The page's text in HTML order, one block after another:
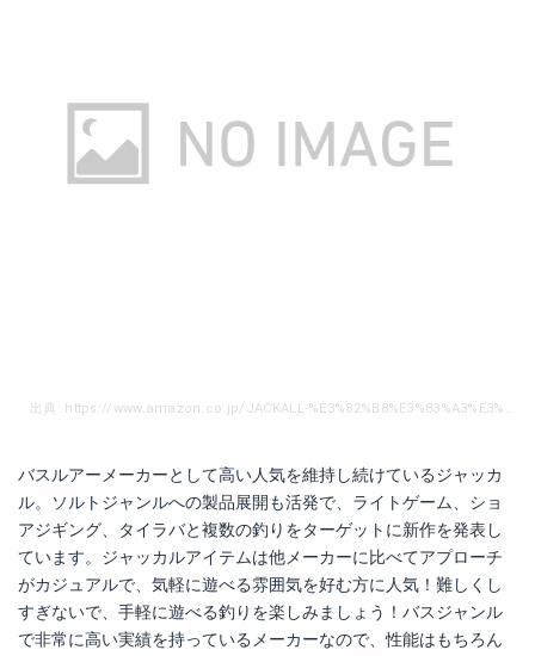
バスルアーメーカーとして高い人気を維持し続けているジャッカ
ル。ソルトジャンルへの製品展開も活発で、ライトゲーム、ショ
アジギング、タイラバと複数の釣りをターゲットに新作を発表し
ています。ジャッカルアイテムは他メーカーに比べてアプローチ
がカジュアルで、気軽に遊べる雰囲気を好む方に人気！難しくし
すぎないで、手軽に遊べる釣りを楽しみましょう！バスジャンル
で非常に高い実績を持っているメーカーなので、性能はもちろん